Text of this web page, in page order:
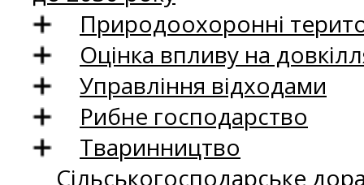
Природоохоронні
Оцінка впливу на
Управління відходами
Рибне господарство
Тваринництво
Сільськогосподарське